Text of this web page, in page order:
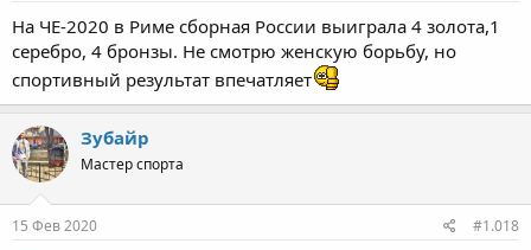
На ЧЕ-2020 в Риме сборная России выиграла 4 золота,1
серебро, 4 бронзы. Не смотрю женскую борьбу, но
спортивный результат впечатляет
Зубайр
Мастер спорта
15 Фев 2020 #1.018